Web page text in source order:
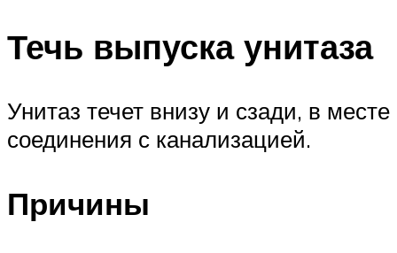
Течь выпуска унитаза
Унитаз течет внизу и сзади, в месте
соединения с канализацией.
Причины